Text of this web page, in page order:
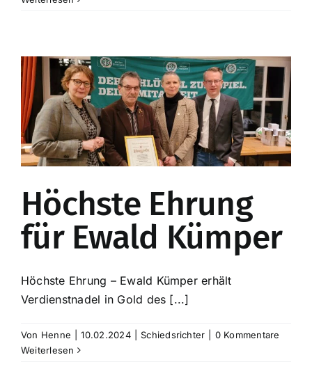
Höchste Ehrung
für Ewald Kümper
Höchste Ehrung – Ewald Kümper erhält
Verdienstnadel in Gold des [...]
Von Henne 10.02.2024 Schiedsrichter
0 Kommentare
Weiterlesen